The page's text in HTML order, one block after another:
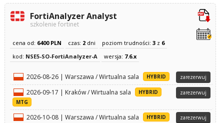
FortiAnalyzer Analyst
szkolenie fortinet
cena od: 6400 PLN czas: 2dni poziom trudności: 3z 6
kod: NSE5-SO-FortiAnalyzer-A wersja: 7.6.x
2026-08-26 | Warszawa / Wirtualna sala HYBRID zarezerwuj
2026-09-17 | Kraków / Wirtualna sala
HYBRID
MTG
zarezerwuj
2026-10-08 | Warszawa / Wirtualna sala HYBRID zarezerwuj